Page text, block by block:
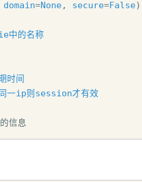
domain=None, secure=False
中的名称
时间
一ip则session才有效
信息